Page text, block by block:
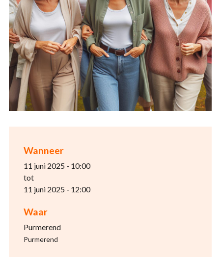
Wanneer
11 juni 2025 - 10:00
tot
11 juni 2025 - 12:00
Waar
Purmerend
Purmerend